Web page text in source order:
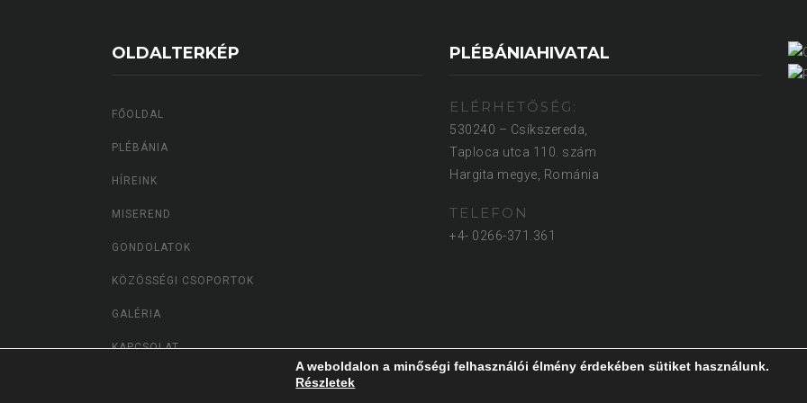
OLDALTERKÉP
FŐOLDAL
PLÉBÁNIA
HÍREINK
MISEREND
GONDOLATOK
KÖZÖSSÉGI CSOPORTOK
GALÉRIA
KAPCSOLAT
PLÉBÁNIAHIVATAL
ELÉRHETŐSÉG:
530240 – Csíkszereda,
Taploca utca 110. szám
Hargita megye, Románia
TELEFON
+4- 0266-371.361
A weboldalon a minőségi felhasználói élmény érdekében sütiket használunk.
Részletek